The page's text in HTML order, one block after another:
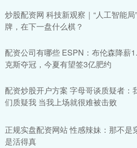
炒股配资网 科技新观察｜“人工智能局
牌，在下一盘什么棋？
配资公司有哪些 ESPN：布伦森降薪
克斯夺冠，今夏有望签3亿肥约
配资炒股开户方案 字母哥谈质疑者：
们质疑我 当我上场就很难被击败
正规实盘配资网站 性感辣妹：那不是
是活得真